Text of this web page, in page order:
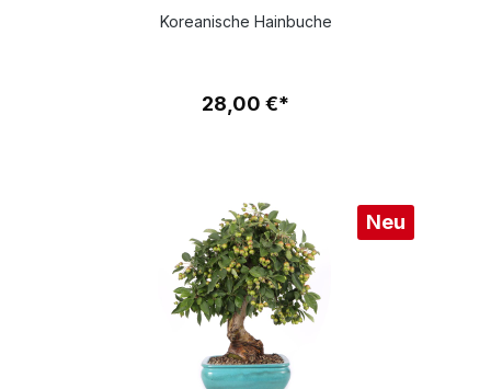
Koreanische Hainbuche
28,00 €*
Neu